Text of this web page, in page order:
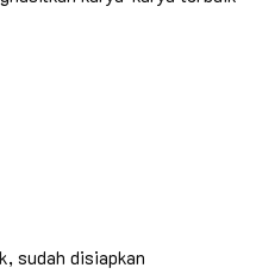
sudah disiapkan